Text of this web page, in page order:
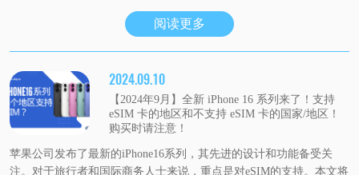
阅读更多
2024.09.10
【2024年9月】全新 iPhone 16 系列来了！支持
eSIM 卡的地区和不支持 eSIM 卡的国家/地区！
购买时请注意！
苹果公司发布了最新的iPhone16系列，其先进的设计和功能备受关
注。对于旅行者和国际商务人士来说，重点是对eSIM的支持。本文将